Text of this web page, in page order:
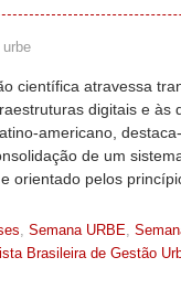
urbe
científica atravessa
digitais e às
americano,
de um
orientado pelos
, Semana URBE,
Brasileira de Gestão